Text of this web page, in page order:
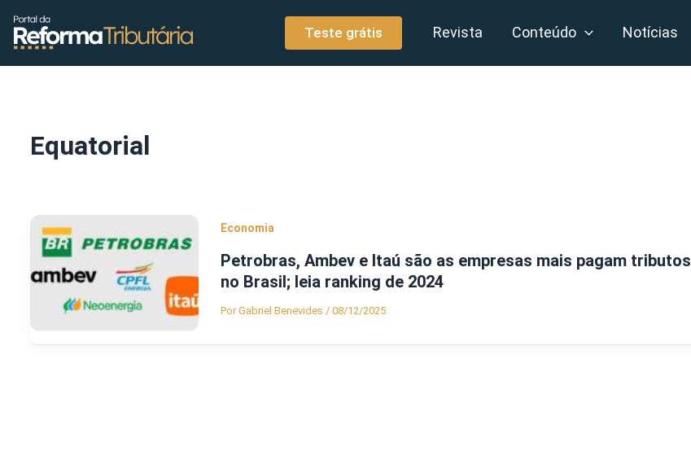
conteúdo
Teste grátis Revista Conteúdo Notícias
Equatorial
Economia
Petrobras, Ambev e Itaú são as empresas mais pagam tributos
no Brasil; leia ranking de 2024
PorGabriel Benevides / 08/12/2025